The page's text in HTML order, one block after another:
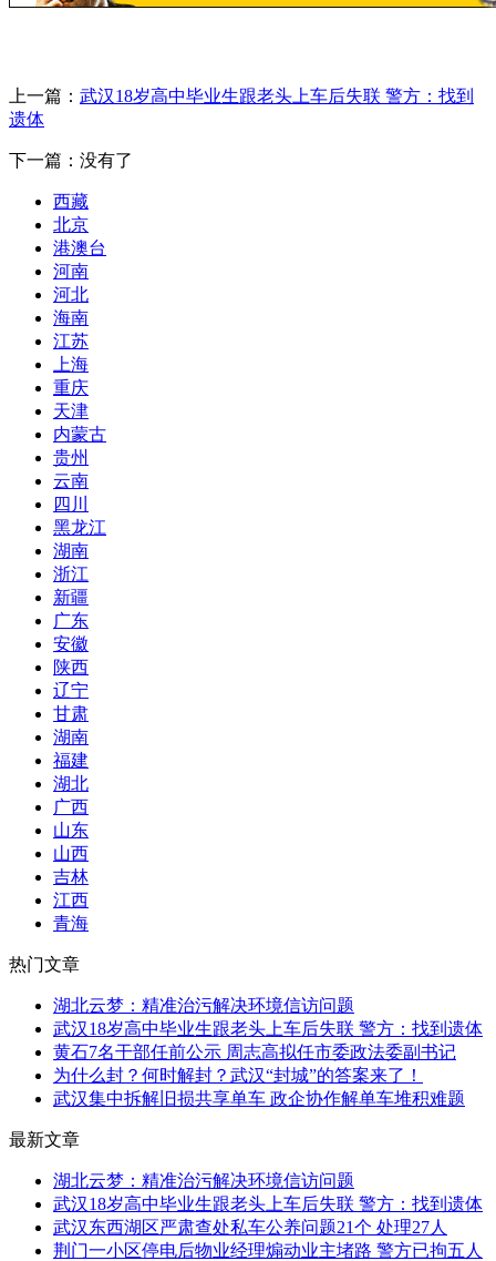
上一篇： 武汉18岁高中毕业生跟老头上车后失联 警方：找到
遗体
下一篇：没有了
西藏
北京
港澳台
河南
河北
海南
江苏
上海
重庆
天津
内蒙古
贵州
云南
四川
黑龙江
湖南
浙江
新疆
广东
安徽
陕西
辽宁
甘肃
湖南
福建
湖北
广西
山东
山西
吉林
江西
青海
热门文章
湖北云梦：精准治污解决环境信访问题
武汉18岁高中毕业生跟老头上车后失联 警方：找到遗体
黄石7名干部任前公示 周志高拟任市委政法委副书记
为什么封？何时解封？武汉“封城”的答案来了！
武汉集中拆解旧损共享单车 政企协作解单车堆积难题
最新文章
湖北云梦：精准治污解决环境信访问题
武汉18岁高中毕业生跟老头上车后失联 警方：找到遗体
武汉东西湖区严肃查处私车公养问题21个 处理27人
荆门一小区停电后物业经理煽动业主堵路 警方已拘五人